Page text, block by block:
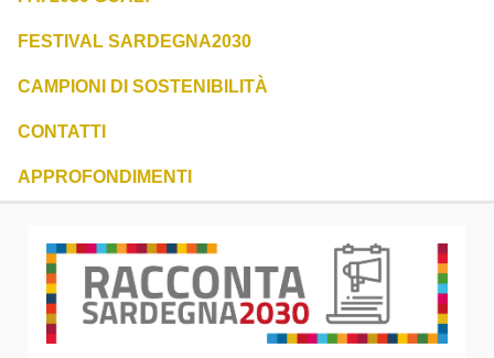
FESTIVAL SARDEGNA2030
CAMPIONI DI SOSTENIBILITÀ
CONTATTI
APPROFONDIMENTI